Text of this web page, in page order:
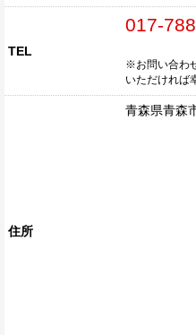
TEL
017-
※お問い合わ
いただければ
住所
青森県青森